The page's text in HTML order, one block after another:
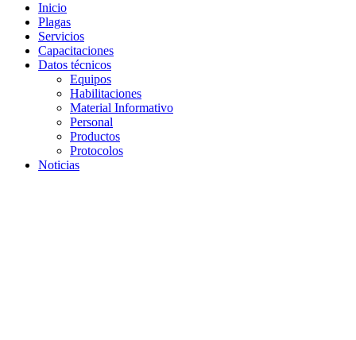
Inicio
Plagas
Servicios
Capacitaciones
Datos técnicos
Equipos
Habilitaciones
Material Informativo
Personal
Productos
Protocolos
Noticias